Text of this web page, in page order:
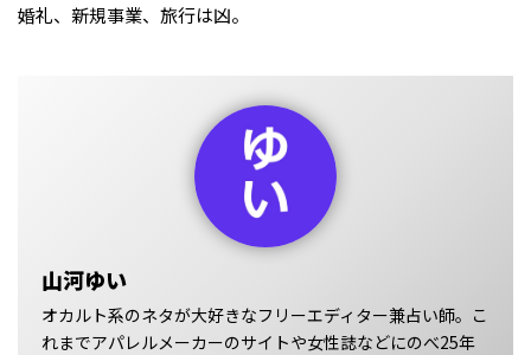
婚礼、新規事業、旅行は凶。
山河ゆい
オカルト系のネタが大好きなフリーエディター兼占い師。こ
れまでアパレルメーカーのサイトや女性誌などにのべ25年